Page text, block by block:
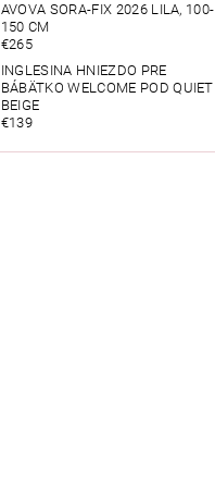
AVOVA SORA-FIX 2026 LILA, 100-
150 CM
€265
INGLESINA HNIEZDO PRE
BÁBÄTKO WELCOME POD QUIET
BEIGE
€139